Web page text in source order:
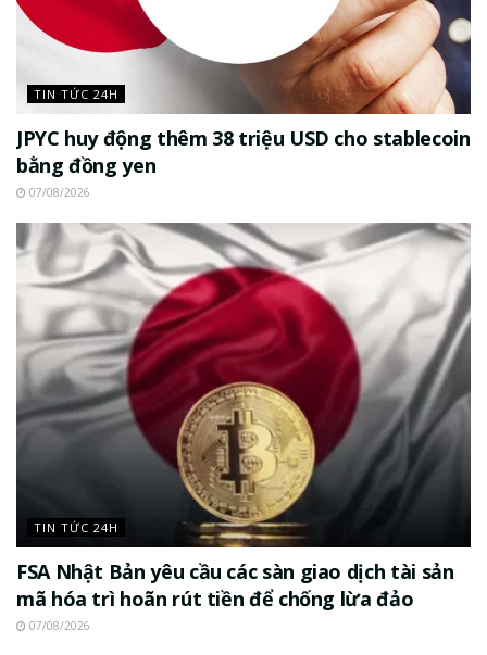
TIN TỨC 24H
JPYC huy động thêm 38 triệu USD cho stablecoin
bằng đồng yen
07/08/2026
TIN TỨC 24H
FSA Nhật Bản yêu cầu các sàn giao dịch tài sản
mã hóa trì hoãn rút tiền để chống lừa đảo
07/08/2026